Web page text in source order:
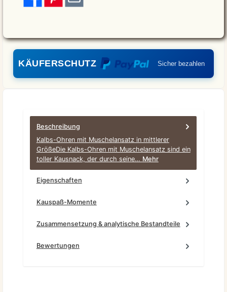
KÄUFERSCHUTZ Sicher bezahlen
Beschreibung
Kalbs-Ohren mit Muschelansatz in mittlerer
GrößeDie Kalbs-Ohren mit Muschelansatz sind ein
toller Kausnack, der durch seine… Mehr
Eigenschaften
Kauspaß-Momente
Zusammensetzung & analytische Bestandteile
Bewertungen